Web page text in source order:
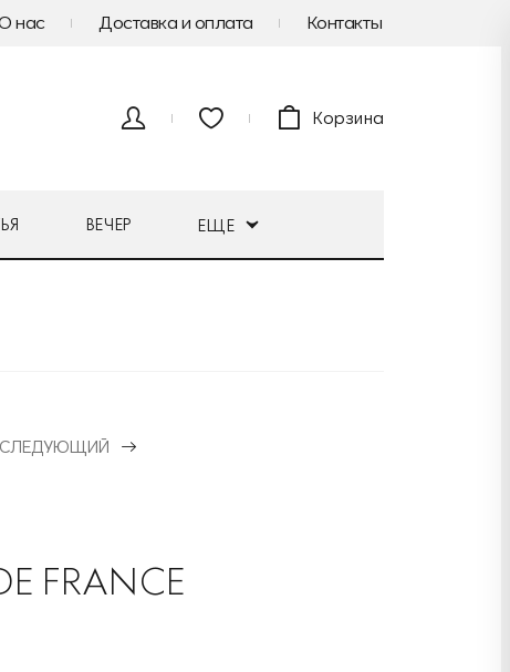
нас Доставка и оплата Контакты
Корзина
ВЕЧЕР ЕЩЕ
СЛЕДУЮЩИЙ
FRANCE